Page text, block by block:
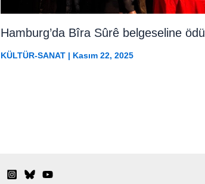
Hamburg’da Bîra Sûrê belgeseline ödül
KÜLTÜR-SANAT | Kasım 22, 2025